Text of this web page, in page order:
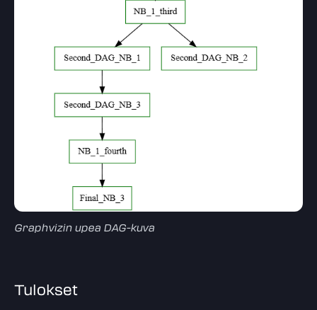
Graphvizin upea DAG-kuva
Tulokset